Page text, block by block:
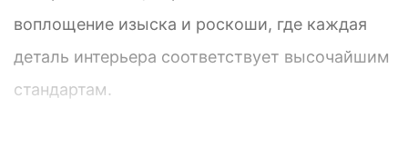
воплощение изыска и роскоши, где каждая
деталь интерьера соответствует высочайшим
стандартам.